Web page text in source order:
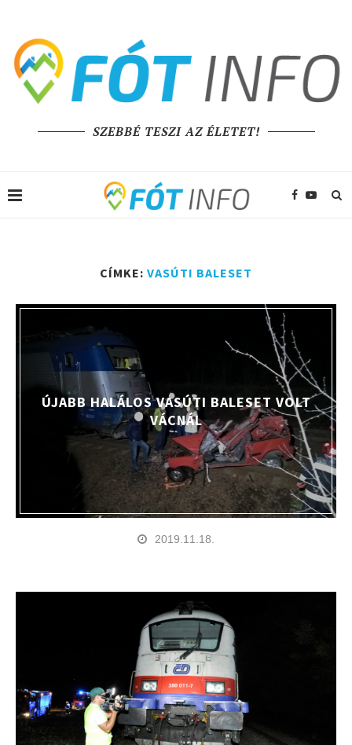
SZEBBÉ TESZI AZ ÉLETET!
CÍMKE: VASÚTI BALESET
ÚJABB HALÁLOS VASÚTI BALESET VOLT
VÁCNÁL
2019.11.18.